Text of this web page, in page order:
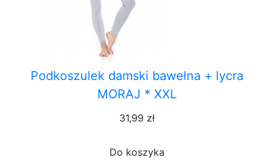
Podkoszulek damski bawełna + lycra
MORAJ * XXL
31,99 zł
Do koszyka